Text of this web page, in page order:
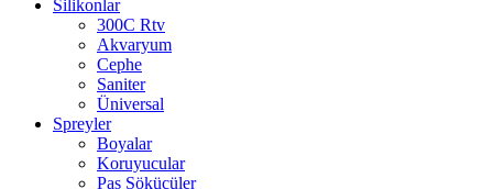
Silikonlar
300C Rtv
Akvaryum
Cephe
Saniter
Üniversal
Spreyler
Boyalar
Koruyucular
Pas Sökücüler